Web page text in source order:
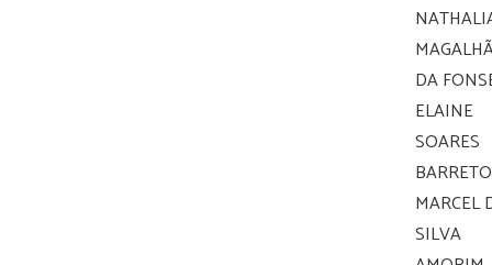
DA
ELAINE
SOARES
MARCEL
SILVA